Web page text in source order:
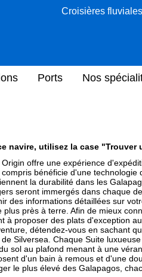
Croisières fluviales
Ports Nos
navire, utilisez la case "Trouver
offre une expérience
bénéficie d'une technologie
la durabilité dans les
seront immergés dans chaque
des informations détaillées sur
près à terre. Afin de mieux
à proposer des plats d'exception
détendez-vous en sachant
Silversea. Chaque Suite
sol au plafond menant à une
d'un bain à remous et d'une
le plus élevé des Galapagos,